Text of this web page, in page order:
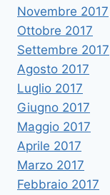
Novembre 2017
Ottobre 2017
Settembre 2017
Agosto 2017
Luglio 2017
Giugno 2017
Maggio 2017
Aprile 2017
Marzo 2017
Febbraio 2017